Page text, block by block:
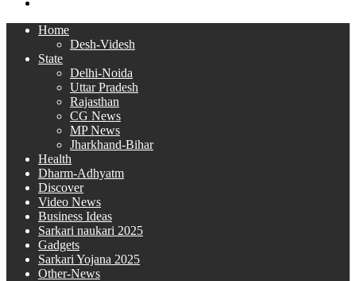
Home
Desh-Videsh
State
Delhi-Noida
Uttar Pradesh
Rajasthan
CG News
MP News
Jharkhand-Bihar
Health
Dharm-Adhyatm
Discover
Video News
Business Ideas
Sarkari naukari 2025
Gadgets
Sarkari Yojana 2025
Other-News